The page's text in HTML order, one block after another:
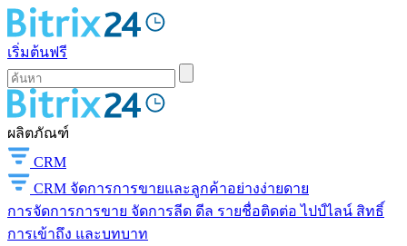
เริ่มต้นฟรี
ผลิตภัณฑ์
CRM
CRM จัดการการขายและลูกค้าอย่างง่ายดาย
การจัดการการขาย จัดการลีด ดีล รายชื่อติดต่อ ไปป์ไลน์ สิทธิ์
การเข้าถึง และบทบาท